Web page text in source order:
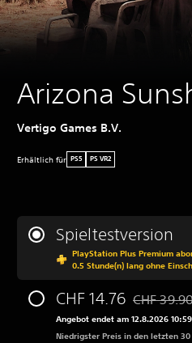
Arizona
Vertigo Games B.V.
Erhältlich für PS5 PS VR2
Spieltestversion
PlayStation Plus Premium
0.5 Stunde(n) lang ohne
CHF 14.76 CHF
Angebot endet am 12.8.2026 10:59
Niedrigster Preis in den letzten 30